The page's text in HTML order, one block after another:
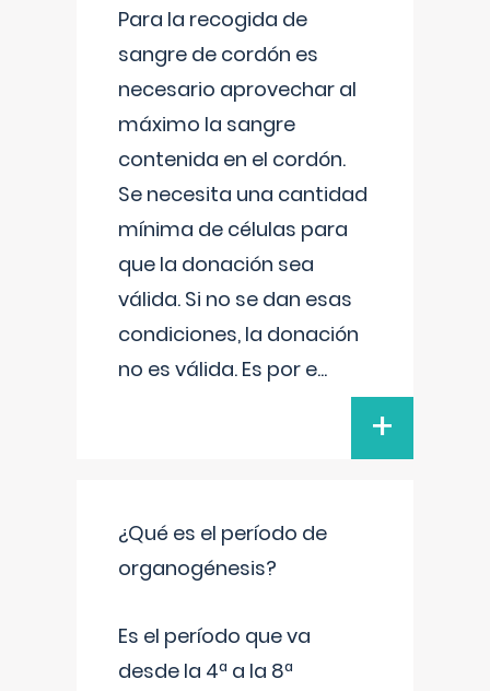
Para la recogida de
sangre de cordón es
necesario aprovechar al
máximo la sangre
contenida en el cordón.
Se necesita una cantidad
mínima de células para
que la donación sea
válida. Si no se dan esas
condiciones, la donación
no es válida. Es por e...
+
¿Qué es el período de
organogénesis?
Es el período que va
desde la 4ª a la 8ª